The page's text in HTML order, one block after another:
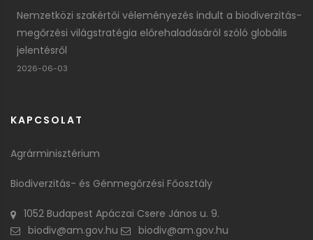
Nemzetközi szakértői véleményezés indult a biodiverzitás-
megőrzési világstratégia előrehaladásáról szóló globális
jelentésről
2026-06-03
KAPCSOLAT
Agrárminisztérium
Biodiverzitás- és Génmegőrzési Főosztály
1052 Budapest Apáczai Csere János u. 9.
biodiv@am.gov.hu
biodiv@am.gov.hu